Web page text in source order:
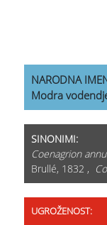
NARODNA
Modra
SINONIMI:
Coenagrion
Brullé, 1832 ,
UGROŽENOST: